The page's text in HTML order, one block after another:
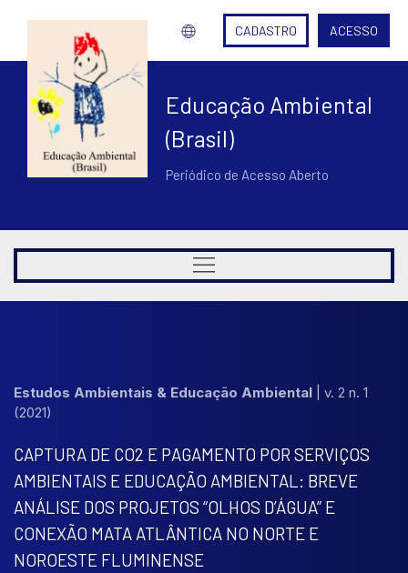
CADASTRO ACESSO
Educação Ambiental
(Brasil)
Periódico de Acesso Aberto
Estudos Ambientais & Educação Ambiental
v. 2 n. 1
(2021)
CAPTURA DE CO2 E PAGAMENTO POR SERVIÇOS
AMBIENTAIS E EDUCAÇÃO AMBIENTAL: BREVE
ANÁLISE DOS PROJETOS “OLHOS D’ÁGUA” E
CONEXÃO MATA ATLÂNTICA NO NORTE E
NOROESTE FLUMINENSE